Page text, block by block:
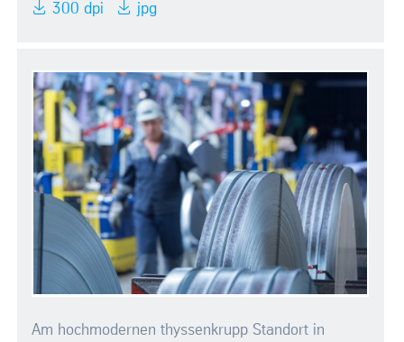
300 dpi jpg
Am hochmodernen thyssenkrupp Standort in